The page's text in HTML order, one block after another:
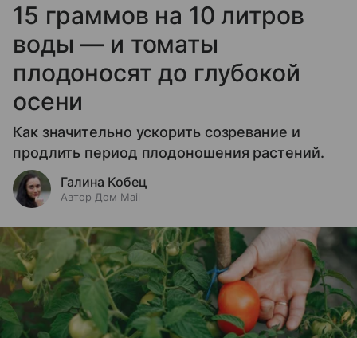
15 граммов на 10 литров
воды — и томаты
плодоносят до глубокой
осени
Как значительно ускорить созревание и
продлить период плодоношения растений.
Галина Кобец
Автор Дом Mail